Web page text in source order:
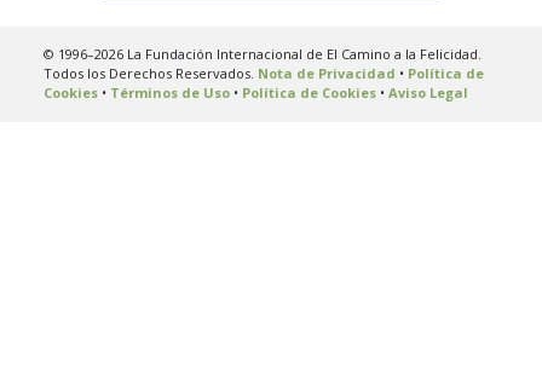
© 1996–2026 La Fundación Internacional de El Camino a la Felicidad.
Todos los Derechos Reservados. Nota de Privacidad • Política de
Cookies• Términos de Uso• Política de Cookies• Aviso Legal